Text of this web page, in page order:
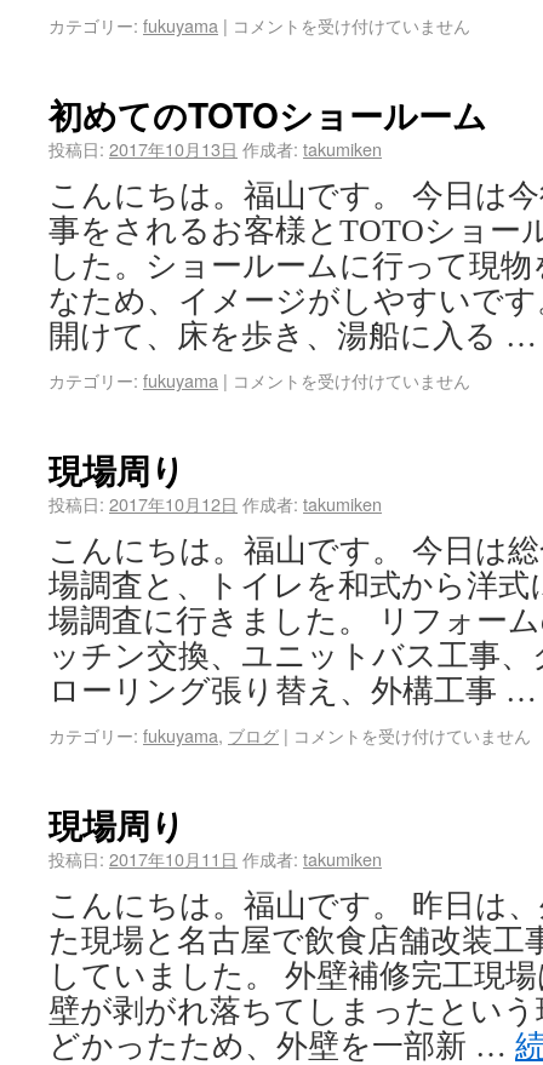
カテゴリー: fukuyama | コメントを受け付けていません
初めてのTOTOショールーム
投稿日: 2017年10月13日 作成者: takumiken
こんにちは。福山です。 今日は
事をされるお客様とTOTOショー
した。ショールームに行って現
なため、イメージがしやすいで
開けて、床を歩き、湯船に入る
カテゴリー: fukuyama | コメントを受け付けていません
現場周り
投稿日: 2017年10月12日 作成者: takumiken
こんにちは。福山です。 今日は
場調査と、トイレを和式から洋式
場調査に行きました。 リフォー
ッチン交換、ユニットバス工事
ローリング張り替え、外構工事
カテゴリー: fukuyama, ブログ | コメントを受け付けていません
現場周り
投稿日: 2017年10月11日 作成者: takumiken
こんにちは。福山です。 昨日は
た現場と名古屋で飲食店舗改装工
していました。 外壁補修完工現
壁が剥がれ落ちてしまったとい
どかったため、外壁を一部新 …